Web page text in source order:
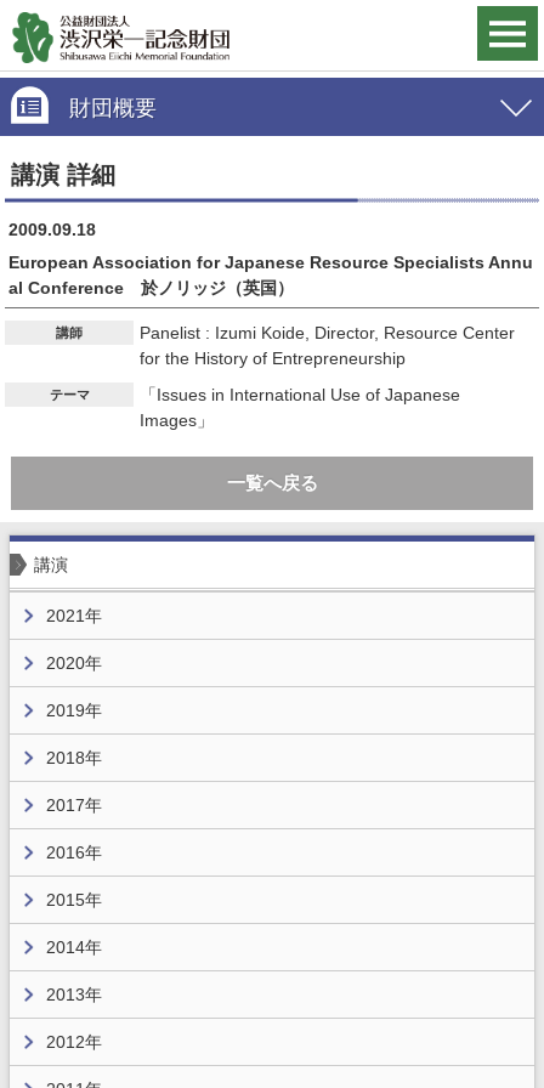
財団概要
講演 詳細
2009.09.18
European Association for Japanese Resource Specialists Annu
al Conference 於ノリッジ（英国）
講師
Panelist : Izumi Koide, Director, Resource Center
for the History of Entrepreneurship
テーマ
「Issues in International Use of Japanese
Images」
一覧へ戻る
講演
2021年
2020年
2019年
2018年
2017年
2016年
2015年
2014年
2013年
2012年